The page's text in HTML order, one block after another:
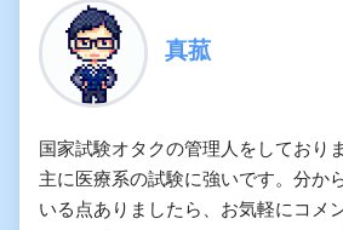
真菰
国家試験オタクの管理人をしており
主に医療系の試験に強いです。分か
いる点ありましたら、お気軽にコメ